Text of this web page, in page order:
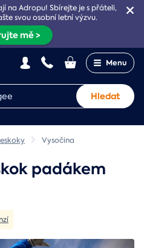
na Adropu! Sbírejte je s přáteli,
svou osobní letní výzvu.
mě >
Menu
Hledat
Vysočina
padákem